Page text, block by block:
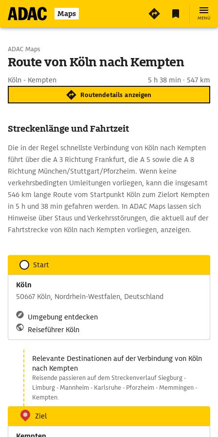
Maps MENÜ
Start wählen
ADAC Maps
Route von Köln nach Kempten
Köln - Kempten 5 h 38 min · 547 km
Routendetails anzeigen
Streckenlänge und Fahrtzeit
Die in der Regel schnellste Verbindung von Köln nach Kempten
führt über die A 3 Richtung Frankfurt, die A 5 sowie die A 8
Richtung München/Stuttgart/Pforzheim. Wenn keine
verkehrsbedingten Umleitungen vorliegen, kann die insgesamt
546 km lange Route vom Startpunkt Köln zum Zielort Kempten
in 5 h und 38 min gefahren werden. In ADAC Maps lassen sich
Hinweise über Staus und Verkehrsstörungen, die aktuell auf der
Fahrtstrecke von Köln nach Kempten vorliegen, anzeigen.
Start
Köln
50667 Köln, Nordrhein-Westfalen, Deutschland
Umgebung entdecken
Reiseführer Köln
Relevante Destinationen auf der Verbindung von Köln
nach Kempten
Reisende passieren auf dem Streckenverlauf Siegburg -
Limburg - Mannheim - Karlsruhe - Pforzheim - Memmingen -
Kempten.
Ziel